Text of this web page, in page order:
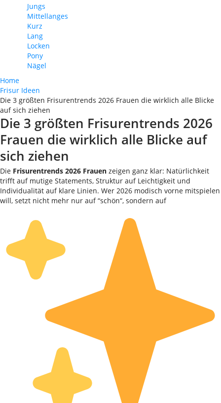
Jungs
Mittellanges
Kurz
Lang
Locken
Pony
Nägel
Home
Frisur Ideen
Die 3 größten Frisurentrends 2026 Frauen die wirklich alle Blicke
auf sich ziehen
Die 3 größten Frisurentrends 2026
Frauen die wirklich alle Blicke auf
sich ziehen
Die Frisurentrends 2026 Frauen zeigen ganz klar: Natürlichkeit
trifft auf mutige Statements, Struktur auf Leichtigkeit und
Individualität auf klare Linien. Wer 2026 modisch vorne mitspielen
will, setzt nicht mehr nur auf “schön“, sondern auf